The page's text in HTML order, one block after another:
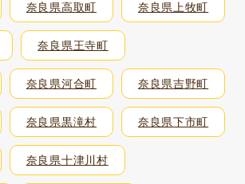
奈良県高取町 奈良県上牧町
奈良県王寺町
奈良県河合町 奈良県吉野町
奈良県黒滝村 奈良県下市町
奈良県十津川村